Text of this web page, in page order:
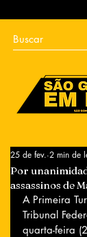
Por
assassinos de
25 de fev. 2 min de
A Primeira
Tribunal
quarta-feira